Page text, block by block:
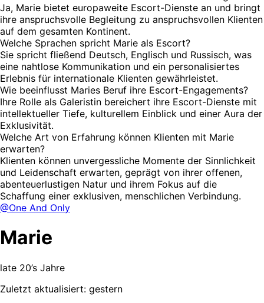
Ja, Marie bietet europaweite Escort-Dienste an und bringt
ihre anspruchsvolle Begleitung zu anspruchsvollen Klienten
auf dem gesamten Kontinent.
Welche Sprachen spricht Marie als Escort?
Sie spricht fließend Deutsch, Englisch und Russisch, was
eine nahtlose Kommunikation und ein personalisiertes
Erlebnis für internationale Klienten gewährleistet.
Wie beeinflusst Maries Beruf ihre Escort-Engagements?
Ihre Rolle als Galeristin bereichert ihre Escort-Dienste mit
intellektueller Tiefe, kulturellem Einblick und einer Aura der
Exklusivität.
Welche Art von Erfahrung können Klienten mit Marie
erwarten?
Klienten können unvergessliche Momente der Sinnlichkeit
und Leidenschaft erwarten, geprägt von ihrer offenen,
abenteuerlustigen Natur und ihrem Fokus auf die
Schaffung einer exklusiven, menschlichen Verbindung.
@One And Only
Marie
late 20’s Jahre
Zuletzt aktualisiert: gestern